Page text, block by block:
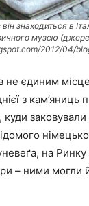
знаходиться в
музею
2012/04/
не єдиним
з кам’яниць
на
– ними могли